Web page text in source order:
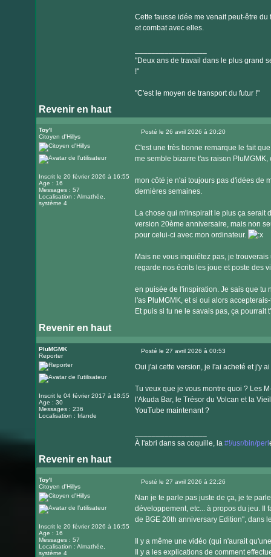
Cette fausse idée me venait peut-être
et combat avec elles.
"Deux ans de travail dans le plus grand
!"
"C'est le moyen de transport du futur !"
Revenir en haut
Toy'l
Citoyen d'Hillys
Inscrit le 20 février 2026 à 16:55
Age : 16
Messages : 57
Localisation : Almathée,
système 4
Posté le 26 avril 2026 à 20:20
C'est une très bonne remarque le fait
me semble bizarre t'as raison
mon côté je n'ai toujours pas d'idées de
dernières semaines.
La chose qui m'inspirait le plus ça serait
version 20ème anniversaire, mais non
pour celui-ci avec mon ordinateur.
Mais ne vous inquiétez pas, je
regarde nos écrits les joue et poste des
en puisée de l'inspiration. Je sais que tu
l'as PluMGMK, et si oui alors
Et puis si tu ne le savais pas, ça pourrait
Revenir en haut
PluMGMK
Reporter
Inscrit le 04 février 2017 à 18:55
Age : 30
Messages : 236
Localisation : Irlande
Posté le 27 avril 2026 à 00:53
Oui j'ai cette version, je l'ai acheté et j'y
Tu veux que je vous montre quoi ? Les
l'Akuda Bar, le Trésor du Volcan et la
YouTube maintenant ?
À l'abri dans sa coquille, la #!/usr/bin/perl
Revenir en haut
Visiter
le
internet
Toy'l
Citoyen d'Hillys
Inscrit le 20 février 2026 à 16:55
Age : 16
Messages : 57
Localisation : Almathée,
système 4
Posté le 27 avril 2026 à 22:26
Nan je te parle pas juste de ça, je te
développement, etc... à propos du jeu. Il
de BGE 20th anniversary Edition", dans
Il y a même une vidéo (qui n'aurait
Il y a les explications de comment